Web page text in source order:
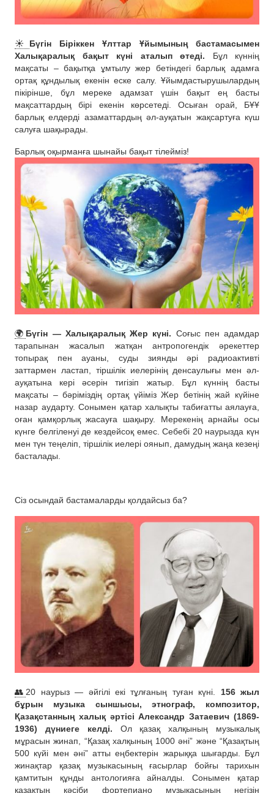
☀️ Бүгін Біріккен Ұлттар Ұйымының бастамасымен
Халықаралық бақыт күні аталып өтеді. Бұл күннің
мақсаты – бақытқа ұмтылу жер бетіндегі барлық адамға
ортақ құндылық екенін еске салу. Ұйымдастырушылардың
пікірінше, бұл мереке адамзат үшін бақыт ең басты
мақсаттардың бірі екенін көрсетеді. Осыған орай, БҰҰ
барлық елдерді азаматтардың әл-ауқатын жақсартуға күш
салуға шақырады.
Барлық оқырманға шынайы бақыт тілейміз!
🌍 Бүгін — Халықаралық Жер күні. Соғыс пен адамдар
тарапынан жасалып жатқан антропогендік әрекеттер
топырақ пен ауаны, суды зиянды әрі радиоактивті
заттармен ластап, тіршілік иелерінің денсаулығы мен әл-
ауқатына кері әсерін тигізіп жатыр. Бұл күннің басты
мақсаты – бәріміздің ортақ үйіміз Жер бетінің жай күйіне
назар аударту. Сонымен қатар халықты табиғатты аялауға,
оған қамқорлық жасауға шақыру. Мерекенің арнайы осы
күнге белгіленуі де кездейсоқ емес. Себебі 20 наурызда күн
мен түн теңеліп, тіршілік иелері оянып, дамудың жаңа кезеңі
басталады.
Сіз осындай бастамаларды қолдайсыз ба?
👥 20 наурыз — әйгілі екі тұлғаның туған күні. 156 жыл
бұрын музыка сыншысы, этнограф, композитор,
Қазақстанның халық әртісі Александр Затаевич (1869-
1936) дүниеге келді. Ол қазақ халқының музыкалық
мұрасын жинап, “Қазақ халқының 1000 әні” және “Қазақтың
500 күйі мен әні” атты еңбектерін жарыққа шығарды. Бұл
жинақтар қазақ музыкасының ғасырлар бойғы тарихын
қамтитын құнды антологияға айналды. Сонымен қатар
қазақтың кәсіби фортепиано музыкасының негізін